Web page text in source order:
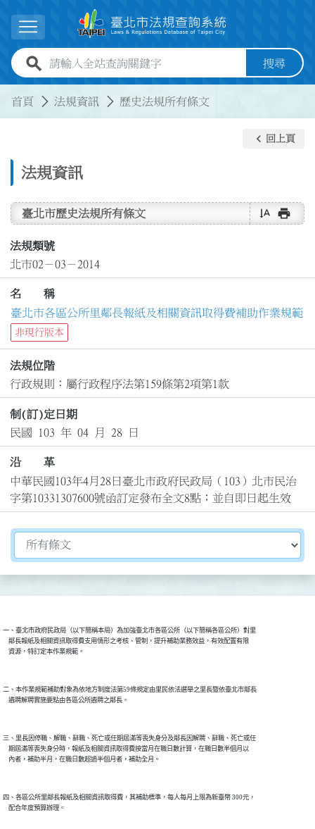
展開選單
全站查詢關鍵字欄位 搜尋
首頁 法規資訊 歷史法規所有條文
法規資訊
keyboard_arrow_left 回上頁
臺北市歷史法規所有條文 text_rotate_vertical print
法規類號
北市02－03－2014
名 稱
臺北市各區公所里鄰長報紙及相關資訊取得費補助作業規範
非現行版本
法規位階
行政規則：屬行政程序法第159條第2項第1款
制(訂)定日期
民國 103 年 04 月 28 日
沿 革
中華民國103年4月28日臺北市政府民政局（103）北市民治
字第10331307600號函訂定發布全文8點；並自即日起生效
切換選擇法規資訊內容
一、臺北市政府民政局（以下簡稱本局）為加強臺北市各區公所（以下簡稱各區公所）對里
    鄰長報紙及相關資訊取得費支用情形之考核、管制，提升補助業務效益，有效配置有限
二、本作業規範補助對象為依地方制度法第59條規定由里民依法選舉之里長暨依臺北市鄰長
三、里長因停職、解職、辭職、死亡或任期屆滿等喪失身分及鄰長因解聘、辭職、死亡或任
    期屆滿等喪失身分時，報紙及相關資訊取得費按當月在職日數計算，在職日數半個月以
四、各區公所里鄰長報紙及相關資訊取得費，其補助標準，每人每月上限為新臺幣 300元，